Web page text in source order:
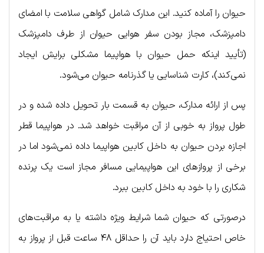
حیوان را آماده کنید. این مدارک شامل گواهی سلامت با امضای
دامپزشک، مجاز بودن سفر هوایی حیوان از طرف دامپزشک
(تأیید اینکه حمل حیوان با هواپیما مشکلی برایش ایجاد
نمی‌کند)، کارت شناسایی یا گذرنامه حیوان می‌شود.
پس از ارائه مدارک، حیوان به قسمت بار تحویل داده شده و در
طول پرواز به خوبی از آن مراقبت خواهد شد. در هواپیما قطر
اجازه بردن حیوان به داخل کابین هواپیما داده نمی‌شود اما در
برخی از پروازهای این هواپیمایی مسافر مجاز است یک پرنده
شکاری را با خود به داخل کابین ببرد.
درصورتی که حیوان شما شرایط ویژه داشته یا به مراقبت‌های
خاص احتیاج دارد باید آن را حداقل ۴۸ ساعت قبل از پرواز به